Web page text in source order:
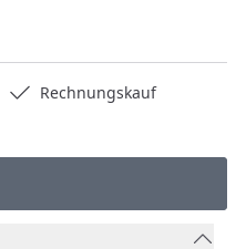
Rechnungskauf